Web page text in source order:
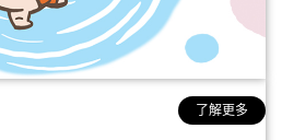
了解更多